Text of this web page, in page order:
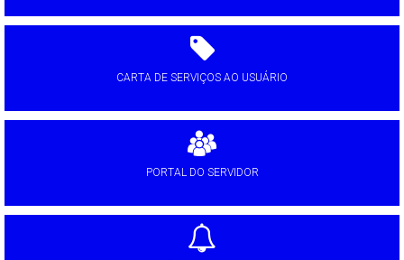
CARTA DE SERVIÇOS AO USUÁRIO
PORTAL DO SERVIDOR